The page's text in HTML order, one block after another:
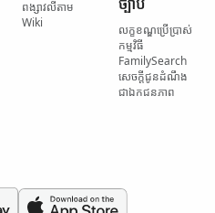
ពង្សាវលី​តាម
Wiki
លក្ខខណ្ឌ​ប្រើប្រាស់​
កម្មវិធី
FamilySearch
សេចក្តីជូនដំណឹង​
ជា​ឯកជនភាព